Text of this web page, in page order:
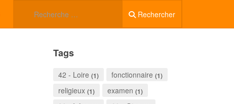
Rechercher
Tags
42 - Loire (1) fonctionnaire (1)
religieux (1) examen (1)